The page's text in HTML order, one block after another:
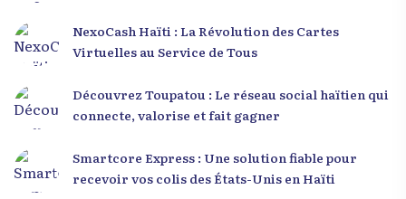
NexoCash Haïti : La Révolution des Cartes
Virtuelles au Service de Tous
Découvrez Toupatou : Le réseau social haïtien qui
connecte, valorise et fait gagner
Smartcore Express : Une solution fiable pour
recevoir vos colis des États-Unis en Haïti